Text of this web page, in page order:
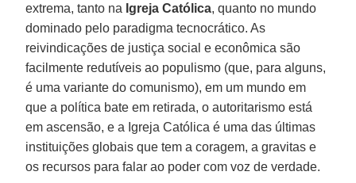
extrema, tanto na Igreja Católica, quanto no mundo
dominado pelo paradigma tecnocrático. As
reivindicações de justiça social e econômica são
facilmente redutíveis ao populismo (que, para alguns,
é uma variante do comunismo), em um mundo em
que a política bate em retirada, o autoritarismo está
em ascensão, e a Igreja Católica é uma das últimas
instituições globais que tem a coragem, a gravitas e
os recursos para falar ao poder com voz de verdade.